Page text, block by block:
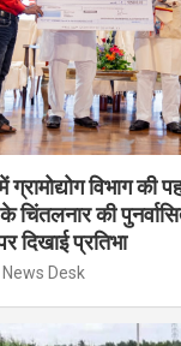
विभाग की
चिंतलनार की
दिखाई प्रतिभा
News Desk